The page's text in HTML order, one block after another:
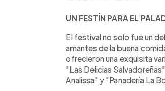
UN FESTÍN PARA EL
El festival no solo fue un
amantes de la buena
ofrecieron una exquisita
"Las Delicias
Analissa" y "Panadería La